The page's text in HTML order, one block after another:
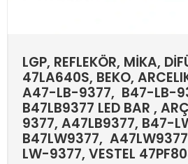
LGP, REFLEKÖR, MİKA,
47LA640S, BEKO,
A47-LB-9377, B47-LB-
B47LB9377 LED BAR ,
9377, A47LB9377, B47-
B47LW9377,
LW-9377, VESTEL